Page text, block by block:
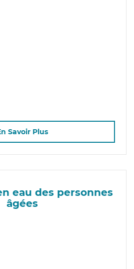
Savoir Plus
eau des personnes
âgées